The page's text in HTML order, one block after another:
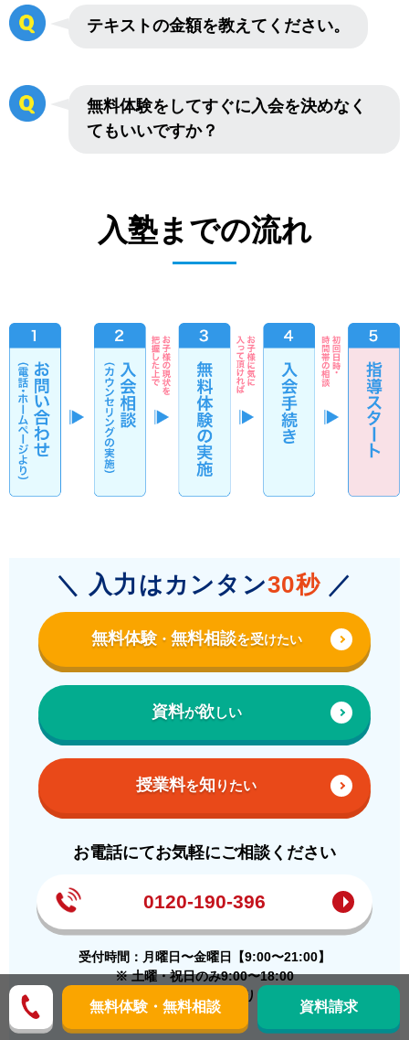
テキストの金額を教えてください。
無料体験をしてすぐに入会を決めなく
てもいいですか？
入塾までの流れ
＼ 入力はカンタン30秒 ／
無料体験・ 無料相談を受けたい
資料が欲しい
授業料を知 りたい
お電話にてお気軽にご相談ください
0120-190-396
受付時間：月曜日〜金曜日【9:00〜21:00】
※ 土曜・祝日のみ9:00〜18:00
（日曜日はお休みとなります）
無料体験・無料相談 資料請求